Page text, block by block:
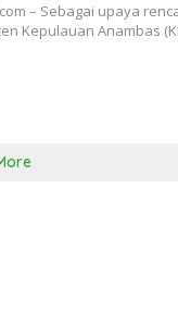
– Sebagai upaya
Kepulauan Anambas